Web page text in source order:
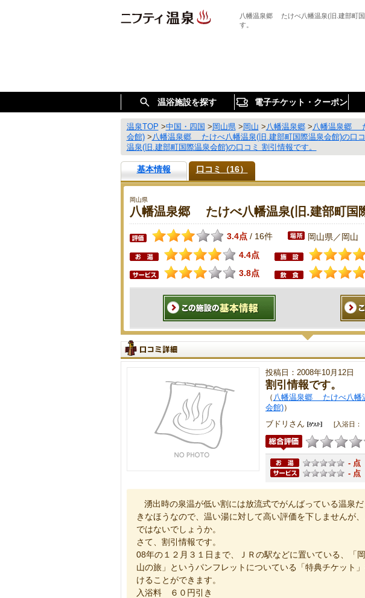
八幡温泉郷 たけべ八幡温泉(旧.建部町
す。
温浴施設を探す 電子チケット・クーポン
温泉TOP >中国・四国 > 岡山県> 岡山 >八幡温泉郷>八幡温泉郷
会館)>八幡温泉郷 たけべ八幡温泉(旧.建部町国際温泉会館)の口
温泉(旧.建部町国際温泉会館)の口コミ 割引情報です。
基本情報 口コミ（16）
岡山県
八幡温泉郷 たけべ八幡温泉(旧.建部町国
3.4点 / 16件 岡山県／岡山
4.4点
3.8点
投稿日：2008年10月12日
割引情報です。
（ 八幡温泉郷 たけべ八幡
会館)）
ブドリさん
[入浴日
- 点
- 点
湧出時の泉温が低い割には放流式でがんばっている温泉
きなほうなので、温い湯に対して高い評価を下しませんが
ではないでしょうか。
さて、割引情報です。
08年の１２月３１日まで、ＪＲの駅などに置いている、「
山の旅」というパンフレットについている「特典チケット
けることができます。
入浴料 ６０円引き